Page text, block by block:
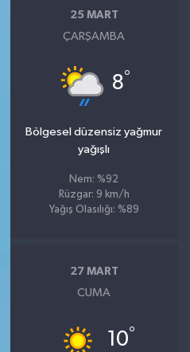
25 MART
ÇARŞAMBA
8°
Bölgesel düzensiz yağmur
yağışlı
Nem: %92
Rüzgar: 9 km/h
Yağış Olasılığı: %89
27 MART
CUMA
10°